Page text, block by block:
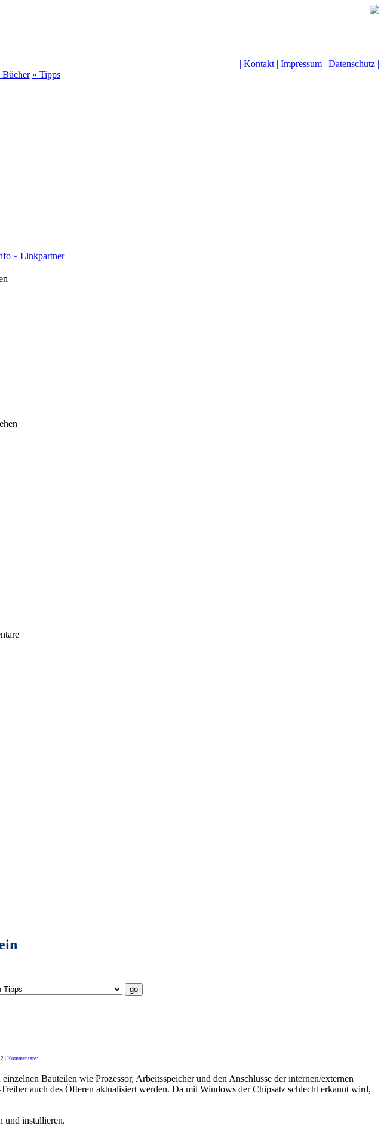
| Kontakt | Impressum | Datenschutz |
Bücher » Tipps
» Linkpartner
| Kommentare:
Bauteilen wie Prozessor, Arbeitsspeicher und den Anschlüsse der internen/externen
auch des Öfteren aktualisiert werden. Da mit Windows der Chipsatz schlecht erkannt wird,
und installieren.